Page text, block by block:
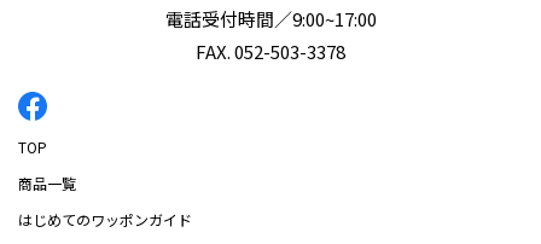
電話受付時間
9:00~17:00
FAX. 052-503-3378
Facebook
TOP
商品一覧
はじめてのワッポンガイド